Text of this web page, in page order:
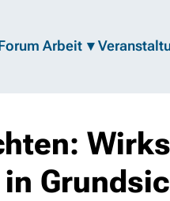
Arbeit